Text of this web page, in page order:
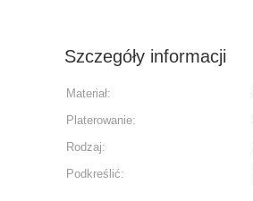
Szczegóły informacji
Materiał:
Platerowanie:
Rodzaj:
Podkreślić: